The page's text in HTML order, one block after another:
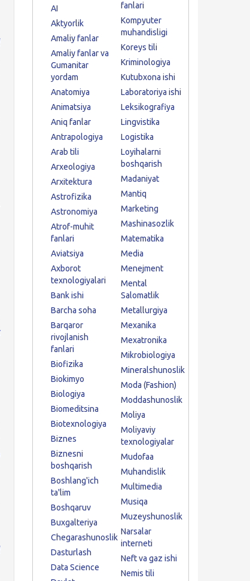
AI
Aktyorlik
Amaliy fanlar
Amaliy fanlar va
Gumanitar
yordam
Anatomiya
Animatsiya
Aniq fanlar
Antrapologiya
Arab tili
Arxeologiya
Arxitektura
Astrofizika
Astronomiya
Atrof-muhit
fanlari
Aviatsiya
Axborot
texnologiyalari
Bank ishi
Barcha soha
Barqaror
rivojlanish
fanlari
Biofizika
Biokimyo
Biologiya
Biomeditsina
Biotexnologiya
Biznes
Biznesni
boshqarish
Boshlang'ich
ta'lim
Boshqaruv
Buxgalteriya
Chegarashunoslik
Dasturlash
Data Science
fanlari
Kompyuter
muhandisligi
Koreys tili
Kriminologiya
Kutubxona ishi
Laboratoriya ishi
Leksikografiya
Lingvistika
Logistika
Loyihalarni
boshqarish
Madaniyat
Mantiq
Marketing
Mashinasozlik
Matematika
Media
Menejment
Mental
Salomatlik
Metallurgiya
Mexanika
Mexatronika
Mikrobiologiya
Mineralshunoslik
Moda (Fashion)
Moddashunoslik
Moliya
Moliyaviy
texnologiyalar
Mudofaa
Muhandislik
Multimedia
Musiqa
Muzeyshunoslik
Narsalar
interneti
Neft va gaz ishi
Nemis tili